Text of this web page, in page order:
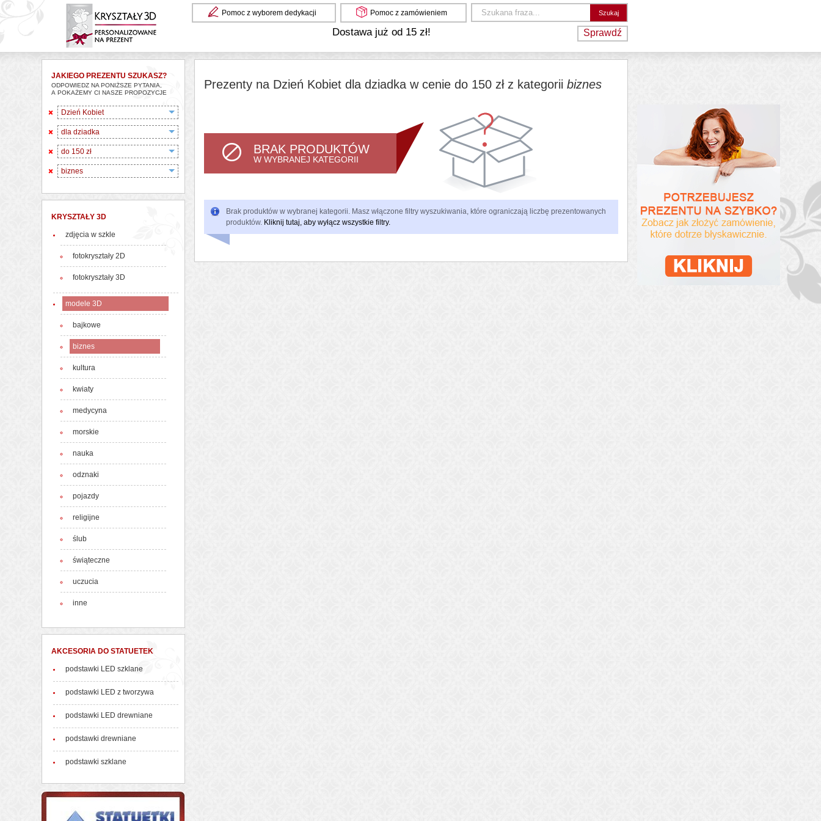
Pomoc z wyborem dedykacji Pomoc z zamówieniem
Dostawa już od 15 zł! Sprawdź
JAKIEGO PREZENTU SZUKASZ?
ODPOWIEDZ NA PONIŻSZE PYTANIA,
A POKAŻEMY CI NASZE PROPOZYCJE
Dzień Kobiet
dla dziadka
do 150 zł
biznes
KRYSZTAŁY 3D
zdjęcia w szkle
fotokryształy 2D
fotokryształy 3D
modele 3D
bajkowe
biznes
kultura
kwiaty
medycyna
morskie
nauka
odznaki
pojazdy
religijne
ślub
świąteczne
uczucia
inne
AKCESORIA DO STATUETEK
podstawki LED szklane
podstawki LED z tworzywa
podstawki LED drewniane
podstawki drewniane
podstawki szklane
Prezenty na Dzień Kobiet dla dziadka w cenie do 150 zł z kategorii biznes
BRAK PRODUKTÓW
W WYBRANEJ KATEGORII
Brak produktów w wybranej kategorii. Masz włączone filtry wyszukiwania, które ograniczają liczbę prezentowanych
produktów. Kliknij tutaj, aby wyłącz wszystkie filtry.